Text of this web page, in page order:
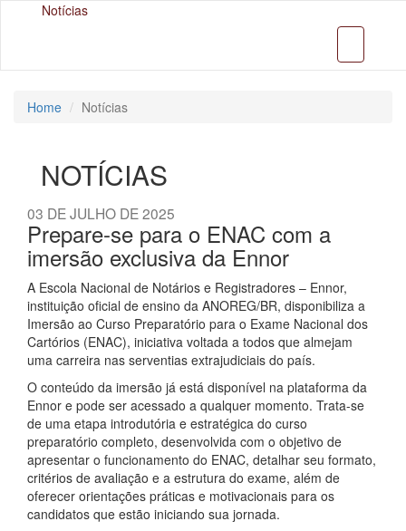
Notícias
Home Notícias
NOTÍCIAS
03 DE JULHO DE 2025
Prepare-se para o ENAC com a
imersão exclusiva da Ennor
A Escola Nacional de Notários e Registradores – Ennor,
instituição oficial de ensino da ANOREG/BR, disponibiliza a
Imersão ao Curso Preparatório para o Exame Nacional dos
Cartórios (ENAC), iniciativa voltada a todos que almejam
uma carreira nas serventias extrajudiciais do país.
O conteúdo da imersão já está disponível na plataforma da
Ennor e pode ser acessado a qualquer momento. Trata-se
de uma etapa introdutória e estratégica do curso
preparatório completo, desenvolvida com o objetivo de
apresentar o funcionamento do ENAC, detalhar seu formato,
critérios de avaliação e a estrutura do exame, além de
oferecer orientações práticas e motivacionais para os
candidatos que estão iniciando sua jornada.